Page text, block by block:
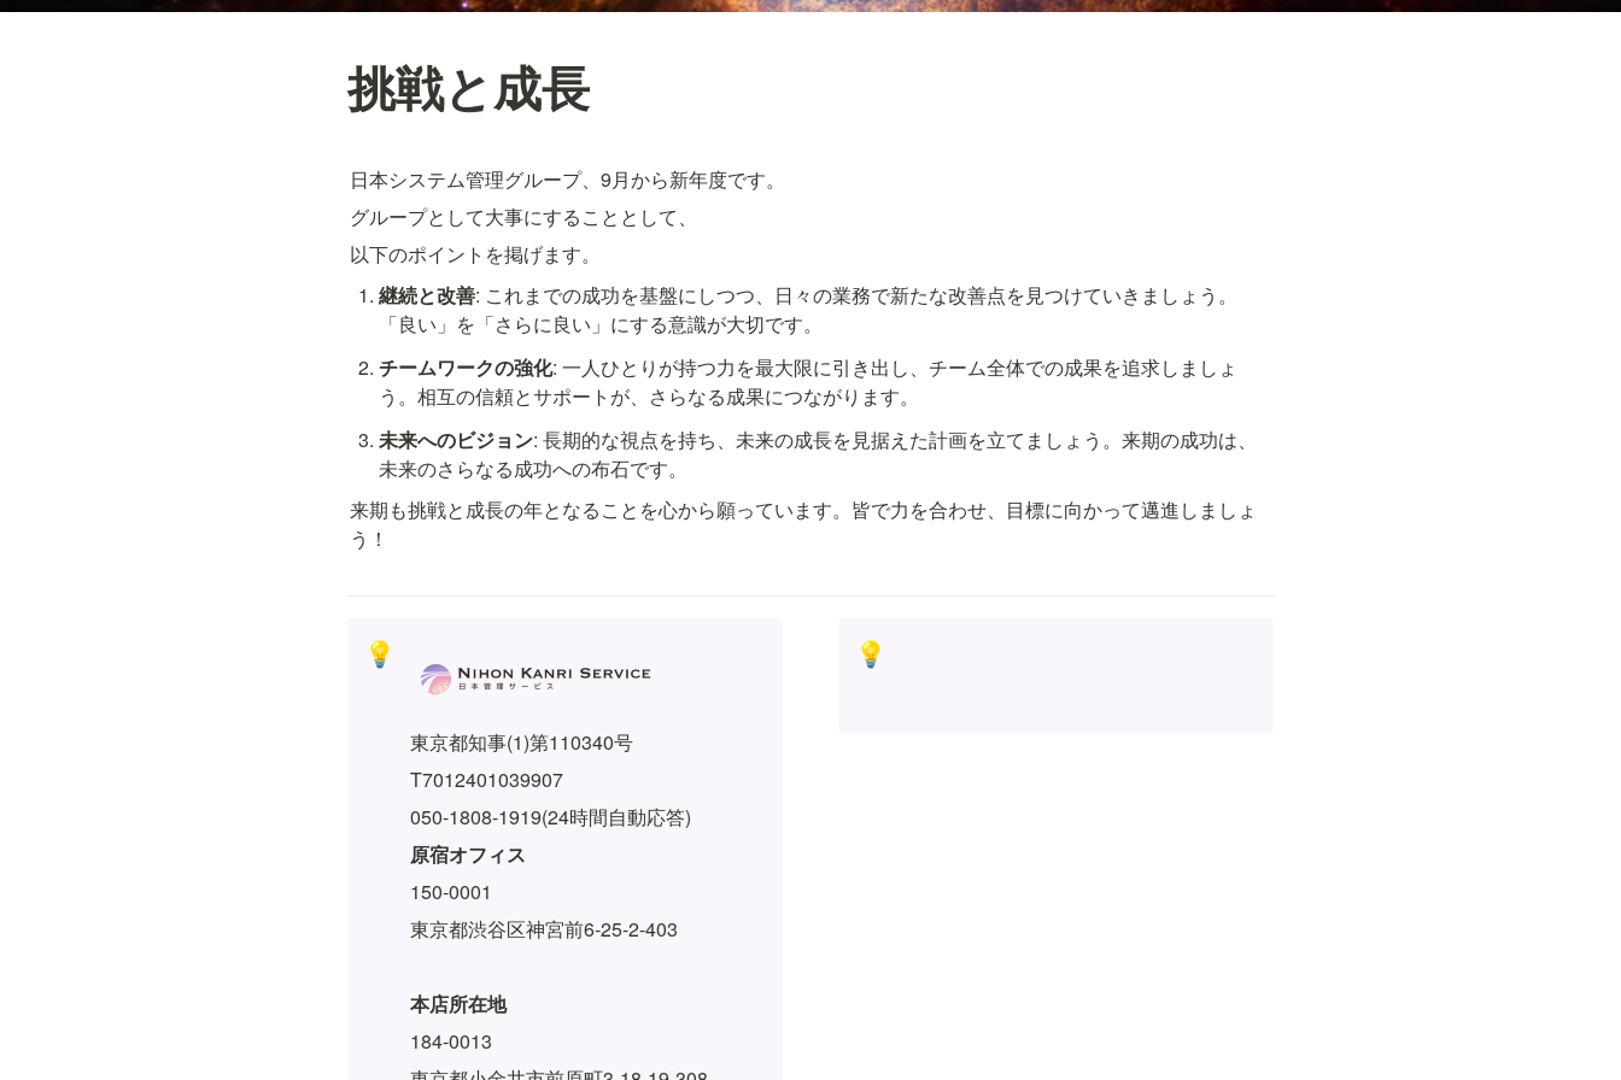
挑戦と成長
日本システム管理グループ、9月から新年度です。
グループとして大事にすることとして、
以下のポイントを掲げます。
継続と改善: これまでの成功を基盤にしつつ、日々の業務で新たな改善点を見つけていきましょう。
「良い」を「さらに良い」にする意識が大切です。
チームワークの強化: 一人ひとりが持つ力を最大限に引き出し、チーム全体での成果を追求しましょ
う。相互の信頼とサポートが、さらなる成果につながります。
未来へのビジョン: 長期的な視点を持ち、未来の成長を見据えた計画を立てましょう。来期の成功は、
未来のさらなる成功への布石です。
来期も挑戦と成長の年となることを心から願っています。皆で力を合わせ、目標に向かって邁進しましょ
う！
💡
東京都知事(1)第110340号
T7012401039907
050-1808-1919(24時間自動応答)
原宿オフィス
150-0001
東京都渋谷区神宮前6-25-2-403
本店所在地
184-0013
💡